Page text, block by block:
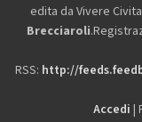
edita da Vivere
Brecciaroli
RSS: http://
Accedi |